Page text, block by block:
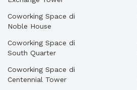
Coworking Space di
Noble House
Coworking Space di
South Quarter
Coworking Space di
Centennial Tower